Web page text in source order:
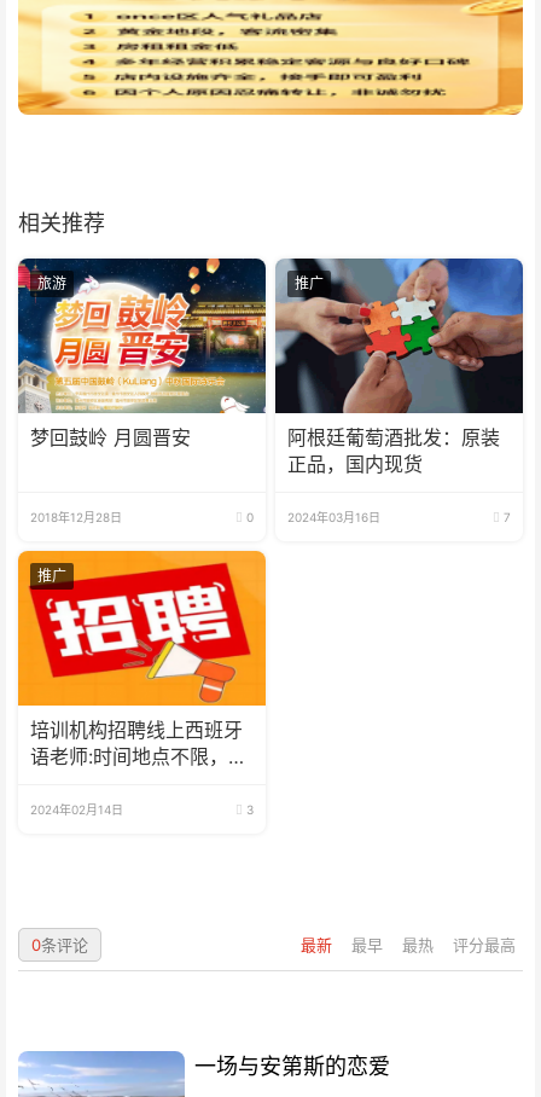
相关推荐
旅游
梦回鼓岭 月圆晋安
2018年12月28日 0
推广
阿根廷葡萄酒批发：原装
正品，国内现货
2024年03月16日 7
推广
培训机构招聘线上西班牙
语老师:时间地点不限，可
2024年02月14日 3
最新 最早 最热 评分最高
0条评论
一场与安第斯的恋爱